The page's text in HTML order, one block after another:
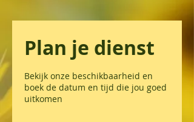
Plan je dienst
Bekijk onze beschikbaarheid en
boek de datum en tijd die jou goed
uitkomen